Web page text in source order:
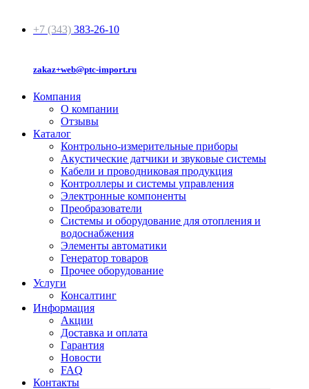
+7 (343) 383-26-10
zakaz+web@ptc-import.ru
Компания
О компании
Отзывы
Каталог
Контрольно-измерительные приборы
Акустические датчики и звуковые системы
Кабели и проводниковая продукция
Контроллеры и системы управления
Электронные компоненты
Преобразователи
Системы и оборудование для отопления и
водоснабжения
Элементы автоматики
Генератор товаров
Прочее оборудование
Услуги
Консалтинг
Информация
Акции
Доставка и оплата
Гарантия
Новости
FAQ
Контакты